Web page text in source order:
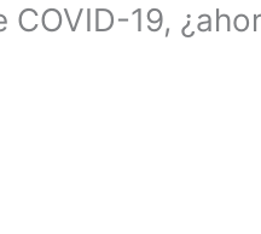
19,